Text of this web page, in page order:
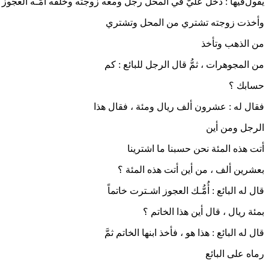
ﻭﺃﺧﺬﺕ ﺯﻭﺟﺘﻪ ﺗﺸﺘﺮﻱ ﻣﻦ ﺍﻟﻤﺤﻞ ﻭﺗﺸﺘﺮﻱ
ﻣﻦ ﺍﻟﺬﻫﺐ ﻭﺗﺄﺧﺬ
ﻣﻦ ﺍﻟﻤﺠﻮﻫﺮﺍﺕ ، ﺛﻢُّ ﻗﺎﻝ ﺍﻟﺮﺟﻞ ﻟﻠﺒﺎﺋﻊ : ﻛﻢ
ﺣﺴﺎﺑﻚ ؟
ﻓﻘﺎﻝ ﻟﻪ : ﻋﺸﺮﻭﻥ ﺃﻟﻒ ﺭﻳﺎﻝ ﻭﻣﺌﺔ ، ﻓﻘﺎﻝ ﻫﺬﺍ
ﺍﻟﺮﺟﻞ ﻭﻣﻦ ﺃﻳﻦ
ﺃﺗﺖ ﻫﺬﻩ ﺍﻟﻤﺌﺔ ﻧﺤﻦ ﺣﺴﺒﻨﺎ ﻣﺎ ﺍﺷﺘﺮﻳﻨﺎ
ﺑﻌﺸﺮﻳﻦ ﺃﻟﻒ ، ﻣﻦ ﺃﻳﻦ ﺃﺗﺖ ﻫﺬﻩ ﺍﻟﻤﺌﺔ ؟
ﻗﺎﻝ ﻟﻪ ﺍﻟﺒﺎﺋﻊ : ﺃُﻣُّـﻚ ﺍﻟﻌﺠﻮﺯ ﺍﺷـﺘﺮﺕ ﺧﺎﺗﻤﺎً
ﺑﻤﺌﺔ ﺭﻳﺎﻝ ، ﻗﺎﻝ ﺃﻳﻦ ﻫﺬﺍ ﺍﻟﺨﺎﺗﻢ ؟
ﻗﺎﻝ ﻟﻪ ﺍﻟﺒﺎﺋﻊ : ﻫﺬﺍ ﻫﻮ ، ﻓﺄﺧﺬ ﺍﺑﻨﻬﺎ ﺍﻟﺨﺎﺗﻢ ﺛﻢَّ
ﺭﻣﺎﻩ ﻋﻠﻰ ﺍﻟﺒﺎﺋﻊ